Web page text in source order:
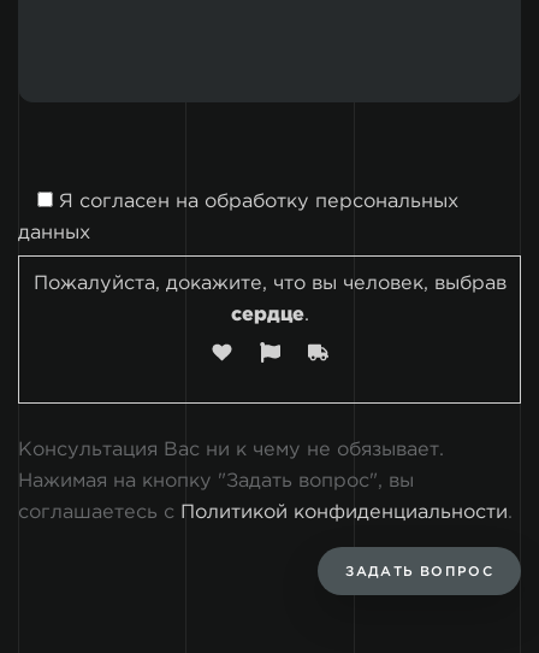
Я согласен на обработку персональных
данных
Пожалуйста, докажите, что вы человек, выбрав
сердце.
Консультация Вас ни к чему не обязывает.
Нажимая на кнопку "Задать вопрос", вы
соглашаетесь с
Политикой конфиденциальности.
ЗАДАТЬ ВОПРОС